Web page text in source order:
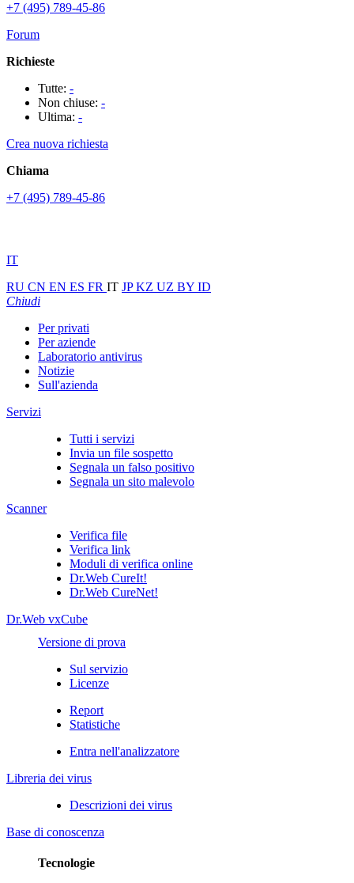
+7 (495) 789-45-86
Forum
Richieste
Tutte: -
Non chiuse: -
Ultima: -
Crea nuova richiesta
Chiama
+7 (495) 789-45-86
IT
RU CN EN ES FR IT JPKZ UZ BY ID
Chiudi
Per privati
Per aziende
Laboratorio antivirus
Notizie
Sull'azienda
Servizi
Tutti i servizi
Invia un file sospetto
Segnala un falso positivo
Segnala un sito malevolo
Scanner
Verifica file
Verifica link
Moduli di verifica online
Dr.Web CureIt!
Dr.Web CureNet!
Dr.Web vxCube
Versione di prova
Sul servizio
Licenze
Report
Statistiche
Entra nell'analizzatore
Libreria dei virus
Descrizioni dei virus
Base di conoscenza
Tecnologie